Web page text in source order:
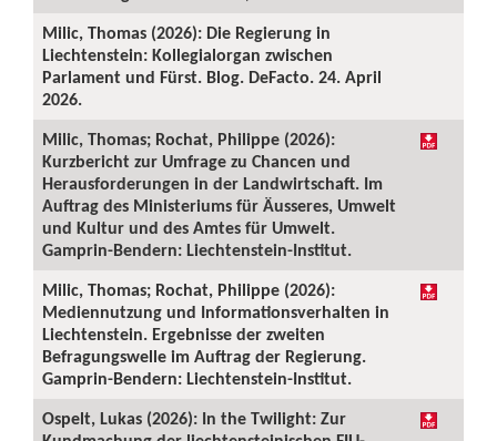
Milic, Thomas (2026): Die Regierung in
Liechtenstein: Kollegialorgan zwischen
Parlament und Fürst. Blog. DeFacto. 24. April
2026.
Milic, Thomas; Rochat, Philippe (2026):
Kurzbericht zur Umfrage zu Chancen und
Herausforderungen in der Landwirtschaft. Im
Auftrag des Ministeriums für Äusseres, Umwelt
und Kultur und des Amtes für Umwelt.
Gamprin-Bendern: Liechtenstein-Institut.
Milic, Thomas; Rochat, Philippe (2026):
Mediennutzung und Informationsverhalten in
Liechtenstein. Ergebnisse der zweiten
Befragungswelle im Auftrag der Regierung.
Gamprin-Bendern: Liechtenstein-Institut.
Ospelt, Lukas (2026): In the Twilight: Zur